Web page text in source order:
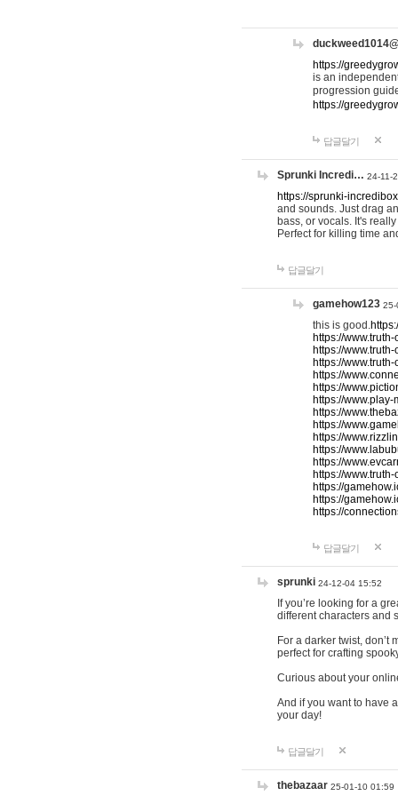
https://
is an
progression
https://
답글달기
Sprunki Incredi… 24-11-
https://sprunki-
and sounds. Just drag
bass, or vocals. It's
Perfect for killing time
답글달기
gamehow123 25-
this is good.
https://
https://
https://
https://
https://
https://
https://
https://
https://
https://
https://
https://
https://
https://
https://
답글달기
sprunki 24-12-04 15:52
If you’re looking for a
different characters and
For a darker twist, don’t
perfect for crafting
Curious about your
And if you want to have
your day!
답글달기
thebazaar 25-01-10 01:59